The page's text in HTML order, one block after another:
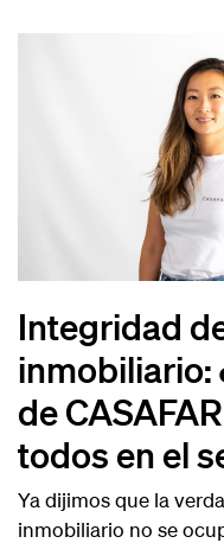
Integridad
inmobiliario:
de
todos en el
Ya dijimos que la
inmobiliario no se